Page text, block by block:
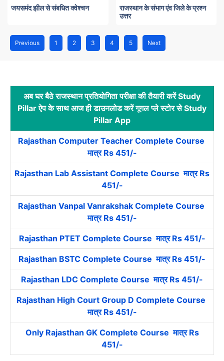
जयसमंद झील से संबधित क्वेश्चन
राजस्थान के संभाग एंव जिले के प्रश्न
उत्तर
Previous 1 2 3 4 5 Next
अब घर बैठे राजस्थान प्रतियोगिता परीक्षा की तैयारी करें Study
Pillar ऐप के साथ आज ही डाउनलोड करें गूगल प्ले स्टोर से Study
Pillar App
Rajasthan Computer Teacher Complete Course
मात्र Rs 451/-
Rajasthan Lab Assistant Complete Course मात्र Rs
451/-
Rajasthan Vanpal Vanrakshak Complete Course
मात्र Rs 451/-
Rajasthan PTET Complete Course मात्र Rs 451/-
Rajasthan BSTC Complete Course मात्र Rs 451/-
Rajasthan LDC Complete Course मात्र Rs 451/-
Rajasthan High Court Group D Complete Course
मात्र Rs 451/-
Only Rajasthan GK Complete Course मात्र Rs
451/-